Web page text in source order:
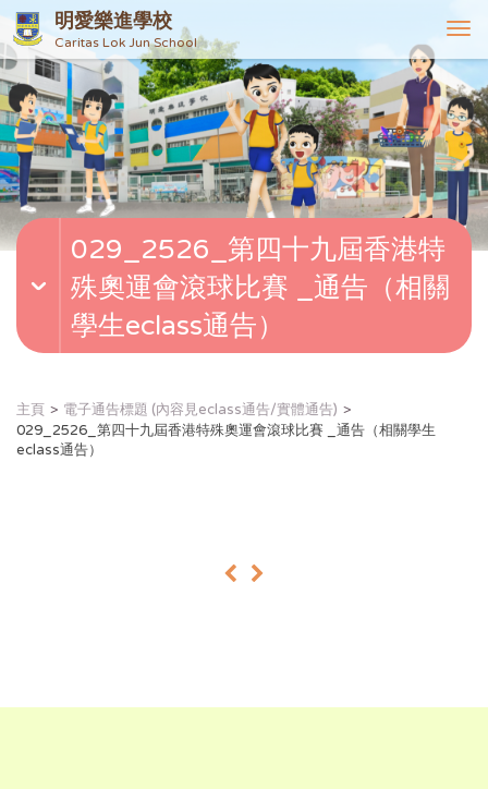
明愛樂進學校
Caritas Lok Jun School
T
o
g
g
l
e
n
v
i
029_2526_第四十九屆香港特
殊奧運會滾球比賽 _通告（相關
學生eclass通告）
主頁
電子通告標題 (內容見eclass通告/實體通告)
029_2526_第四十九屆香港特殊奧運會滾球比賽 _通告（相關學生
eclass通告）
« »